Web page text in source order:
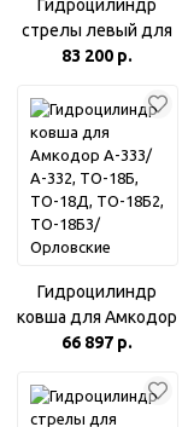
Гидроцилиндр
стрелы левый для
Амкодор А-350,
(КГЦ634.140-80-800
(350.06.19.000))
83 200 р.
Гидроцилиндр
ковша для Амкодор
А-333/А-332,
ТО-18Б2, ТО-18Б3/
Орловские
66 897 р.